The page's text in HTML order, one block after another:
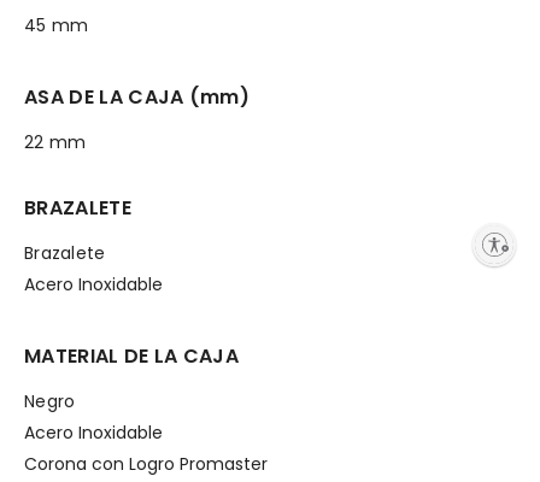
45 mm
ASA DE LA CAJA (mm)
22 mm
BRAZALETE
Brazalete
Acero Inoxidable
MATERIAL DE LA CAJA
Negro
Acero Inoxidable
Corona con Logro Promaster